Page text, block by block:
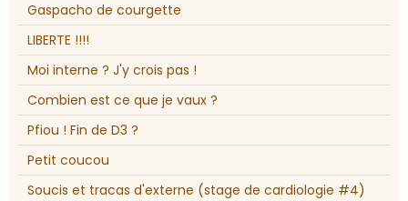
Gaspacho de courgette
LIBERTE !!!!
Moi interne ? J'y crois pas !
Combien est ce que je vaux ?
Pfiou ! Fin de D3 ?
Petit coucou
Soucis et tracas d'externe (stage de cardiologie #4)